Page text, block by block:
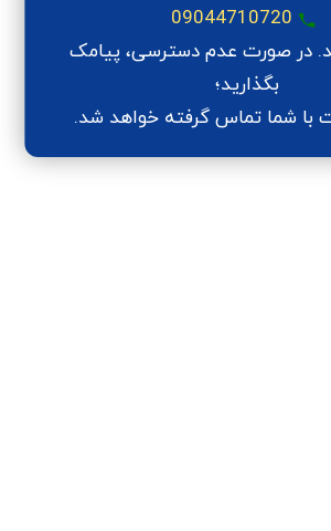
در صورت عدم دسترسی، پیامک
بگذارید؛
با شما تماس گرفته خواهد شد.